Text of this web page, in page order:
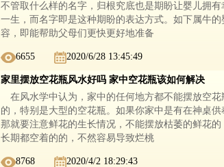
不管取什么样的名字，归根究底也是期盼让婴儿拥有
一生，而名字即是这种期盼的表达方式。如下属牛的
容，即能帮助父母们更快更好地准备
6655 2020/6/28 13:45:49
家里摆放空花瓶风水好吗 家中空花瓶该如何解决
在风水学中认为，家中的任何地方都不能摆放空花
的，特别是大型的空花瓶。如果你家中是有在神桌供
那就要注意鲜花的生长情况，不能摆放枯萎的鲜花
长期都空着的的，不然容易导致烂桃
8768 2020/4/2 18:29:43